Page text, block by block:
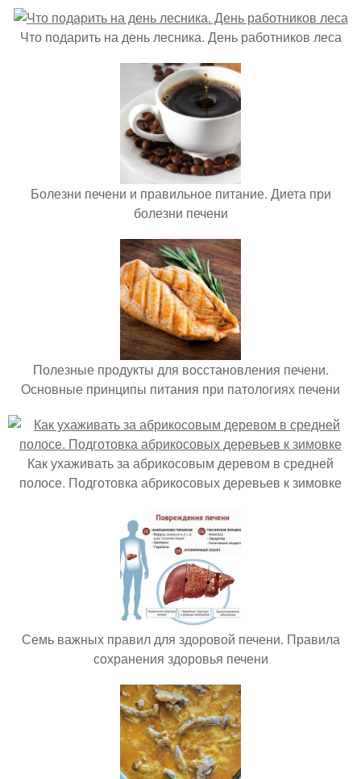
Что подарить на день лесника. День работников леса
Болезни печени и правильное питание. Диета при
болезни печени
Полезные продукты для восстановления печени.
Основные принципы питания при патологиях печени
Как ухаживать за абрикосовым деревом в средней
полосе. Подготовка абрикосовых деревьев к зимовке
Семь важных правил для здоровой печени. Правила
сохранения здоровья печени